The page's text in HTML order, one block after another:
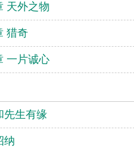
天外之物
猎奇
一片诚心
先生有缘
纳